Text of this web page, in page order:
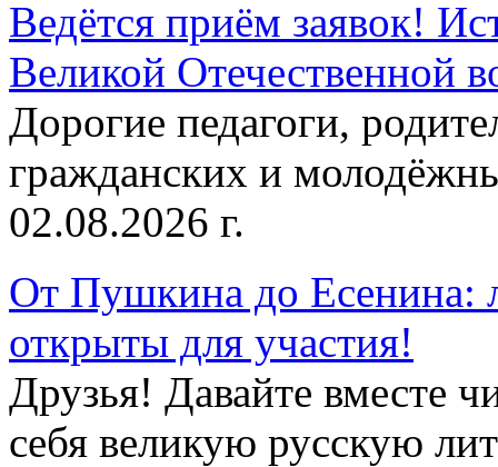
Ведётся приём заявок!
Великой Отечественной
Дорогие педагоги,
гражданских и
02.08.2026 г.
От Пушкина до Есенина:
открыты для участия!
Друзья! Давайте вместе
себя великую русскую